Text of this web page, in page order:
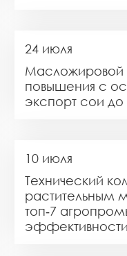
24 июля
Масложировой
повышения с
экспорт сои до
10 июля
Технический
растительным
топ‑7
эффективности